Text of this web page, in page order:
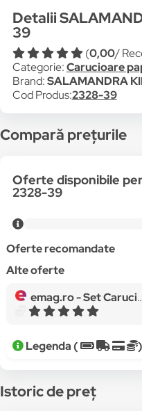
Detalii
39
(0,00/
Categorie:Carucioare
Brand:SALAMANDRA
Cod Produs:2328-39
Compară prețurile
Oferte disponibile
2328-39
Oferte recomandate
Alte oferte
emag.ro -Set Carucior cu Papusa Bebelus, Biberon, Babetica si Olita, Roz
Legenda ( )
Istoric de preț